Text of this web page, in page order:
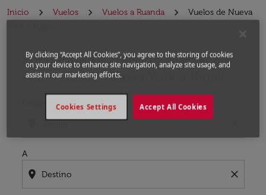
Inicio Vuelos Vuelos a Ruanda
Vuelos de Nueva
Encuentre las mejores ofertas de
vuelo desde Nueva York a Kigali
A
location_on close
Por favor, intente actualizar su ruta (origen y / o
By clicking “Accept All Cookies”, you agree to the storing of cookies
on your device to enhance site navigation, analyze site usage, and
assist in our marketing efforts.
Accept All Cookies
Cookies Settings